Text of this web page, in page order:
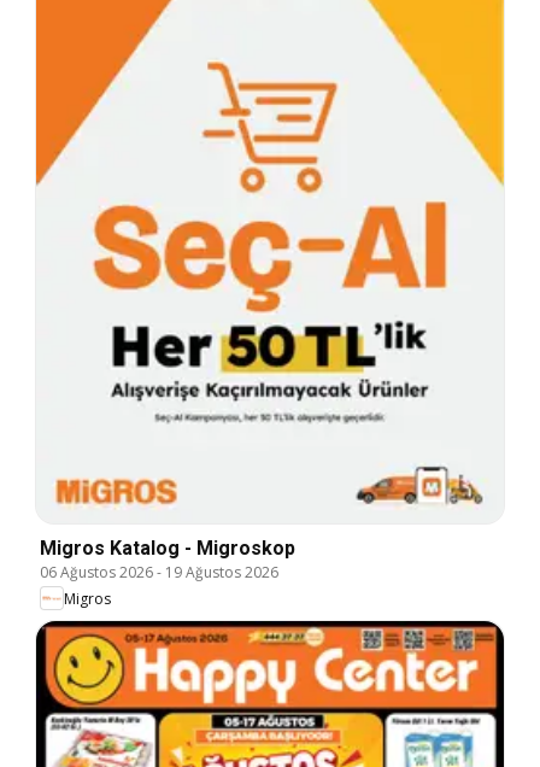
Migros Katalog - Migroskop
06 Ağustos 2026- 19 Ağustos 2026
Migros